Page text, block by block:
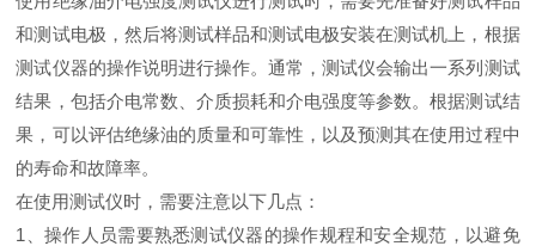
和测试电极，然后将测试样品和测试电极安装在测试机上，根据
测试仪器的操作说明进行操作。通常，测试仪会输出一系列测试
结果，包括介电常数、介质损耗和介电强度等参数。根据测试结
果，可以评估绝缘油的质量和可靠性，以及预测其在使用过程中
的寿命和故障率。
在使用测试仪时，需要注意以下几点：
1、操作人员需要熟悉测试仪器的操作规程和安全规范，以避免